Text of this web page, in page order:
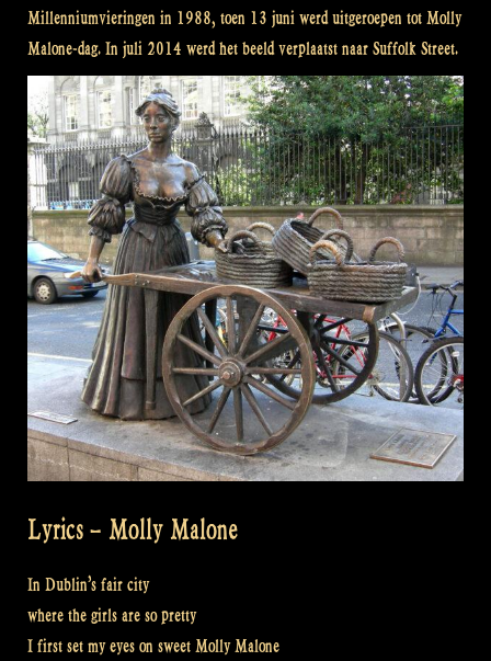
Millenniumvieringen in 1988, toen 13 juni werd uitgeroepen tot Molly
Malone-dag. In juli 2014 werd het beeld verplaatst naar Suffolk Street.
Lyrics – Molly Malone
In Dublin’s fair city
where the girls are so pretty
I first set my eyes on sweet Molly Malone